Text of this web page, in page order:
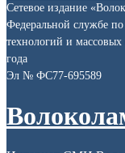
Сетевое издание
Федеральной службе
технологий и
года
Эл № ФС77-695589